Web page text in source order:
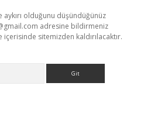
olduğunu düşündüğünüz
adresine bildirmeniz
sitemizden kaldırılacaktır.